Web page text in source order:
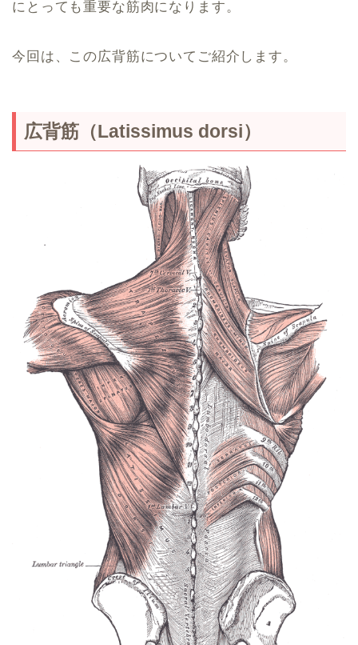
にとっても重要な筋肉になります。
今回は、この広背筋についてご紹介します。
広背筋（Latissimus dorsi）